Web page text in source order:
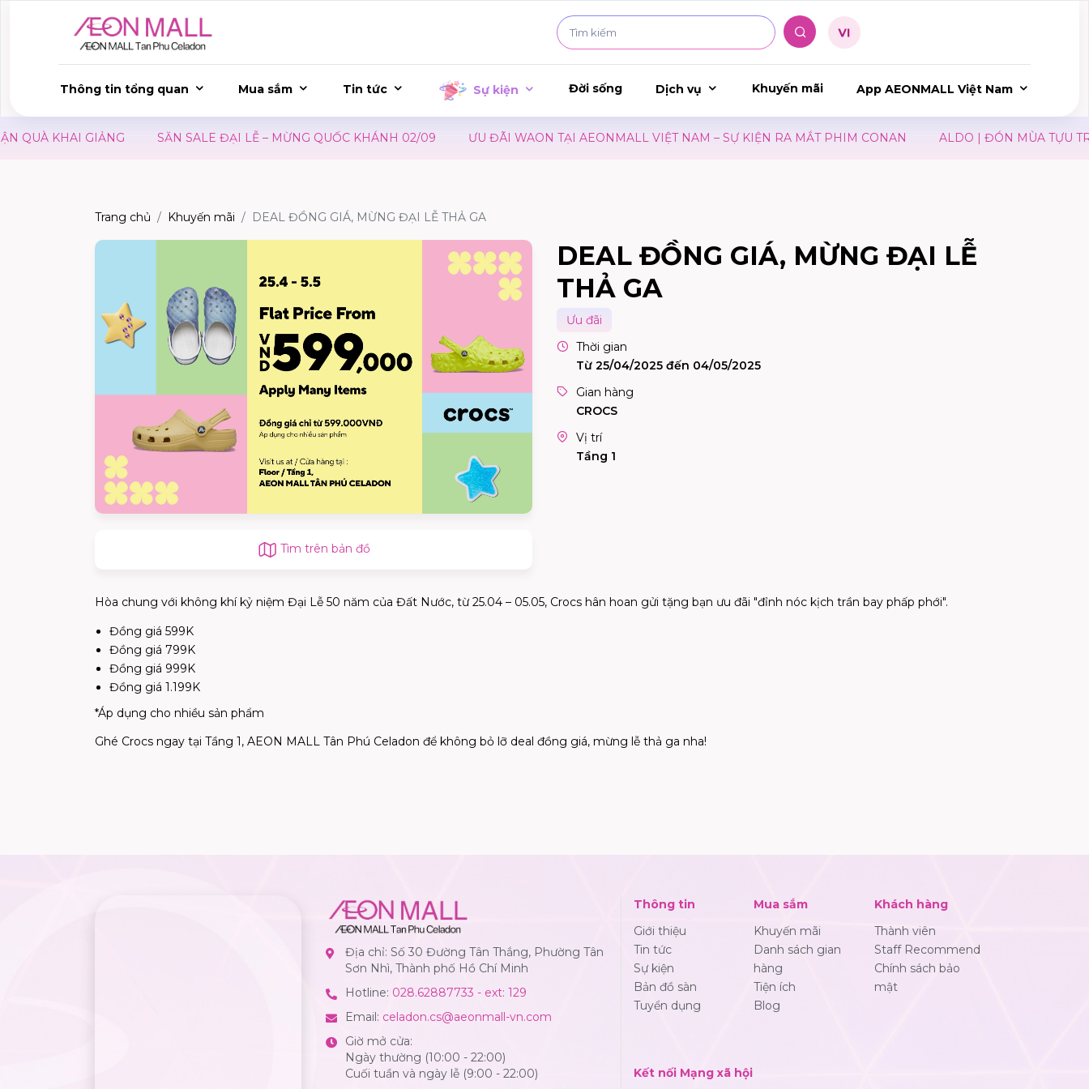
Thông tin tổng quan Mua sắm Tin tức Sự kiện Đời sống Dịch vụ Khuyến mãi App AEONMALL Việt Nam
KHAI GIẢNG SĂN SALE ĐẠI LỄ – MỪNG QUỐC KHÁNH 02/09 ƯU ĐÃI WAON TẠI AEONMALL VIỆT NAM – SỰ KIỆN RA MẮT PHIM CONAN ALDO | ĐÓN MÙA TỰU
Trang chủ Khuyến mãi DEAL ĐỒNG GIÁ, MỪNG ĐẠI LỄ THẢ GA
Tìm trên bản đồ
DEAL ĐỒNG GIÁ, MỪNG ĐẠI LỄ
THẢ GA
Ưu đãi
Thời gian
Từ 25/04/2025 đến 04/05/2025
Gian hàng
CROCS
Vị trí
Tầng 1
Hòa chung với không khí kỷ niệm Đại Lễ 50 năm của Đất Nước, từ 25.04 – 05.05, Crocs hân hoan gửi tặng bạn ưu đãi "đỉnh nóc kịch trần bay phấp phới".
Đồng giá 599K
Đồng giá 799K
Đồng giá 999K
Đồng giá 1.199K
*Áp dụng cho nhiều sản phẩm
Ghé Crocs ngay tại Tầng 1, AEON MALL Tân Phú Celadon để không bỏ lỡ deal đồng giá, mừng lễ thả ga nha!
Địa chỉ: Số 30 Đường Tân Thắng, Phường Tân
Sơn Nhì, Thành phố Hồ Chí Minh
Hotline: 028.62887733 - ext: 129
Email: celadon.cs@aeonmall-vn.com
Giờ mở cửa:
Ngày thường (10:00 - 22:00)
Cuối tuần và ngày lễ (9:00 - 22:00)
Thông tin
Giới thiệu
Tin tức
Sự kiện
Bản đồ sàn
Tuyển dụng
Mua sắm
Khuyến mãi
Danh sách gian
hàng
Tiện ích
Blog
Khách hàng
Thành viên
Staff Recommend
Chính sách bảo
mật
Kết nối Mạng xã hội